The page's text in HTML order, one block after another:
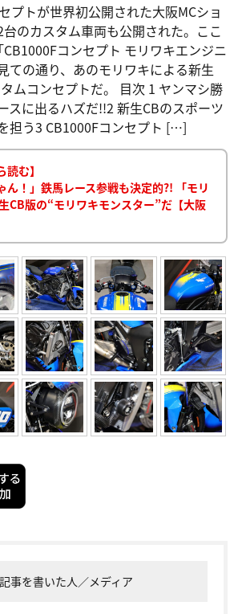
プトが世界初公開された大阪MCショ
のカスタム車両も公開された。ここ
コンセプト モリワキエンジニ
ての通り、あのモリワキによる新生
ムコンセプトだ。 目次 1 ヤンマシ勝
スに出るハズだ!!2 新生CBのスポーツ
担う3 CB1000Fコンセプト […]
読む】
ん！」鉄馬レース参戦も決定的?! 「モリ
CB版の“モリワキモンスター”だ【大阪
事を書いた人／メディア